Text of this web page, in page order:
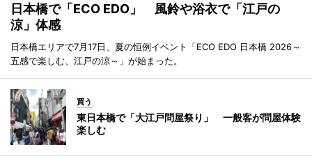
日本橋で「ECO EDO」 風鈴や浴衣で「江戸の
涼」体感
日本橋エリアで7月17日、夏の恒例イベント「ECO EDO 日本橋 2026～
五感で楽しむ、江戸の涼～」が始まった。
買う
東日本橋で「大江戸問屋祭り」 一般客が問屋体験
楽しむ